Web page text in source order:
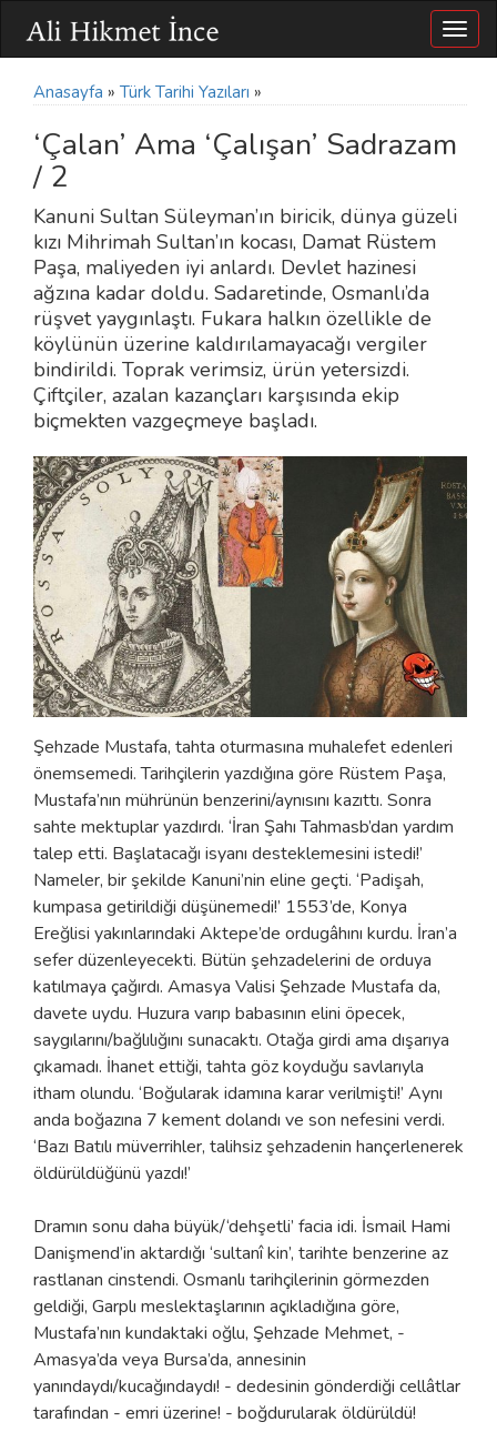
Anasayfa » Türk Tarihi Yazıları »
‘Çalan’ Ama ‘Çalışan’ Sadrazam
/ 2
Kanuni Sultan Süleyman’ın biricik, dünya güzeli
kızı Mihrimah Sultan’ın kocası, Damat Rüstem
Paşa, maliyeden iyi anlardı. Devlet hazinesi
ağzına kadar doldu. Sadaretinde, Osmanlı’da
rüşvet yaygınlaştı. Fukara halkın özellikle de
köylünün üzerine kaldırılamayacağı vergiler
bindirildi. Toprak verimsiz, ürün yetersizdi.
Çiftçiler, azalan kazançları karşısında ekip
biçmekten vazgeçmeye başladı.
Şehzade Mustafa, tahta oturmasına muhalefet edenleri
önemsemedi. Tarihçilerin yazdığına göre Rüstem Paşa,
Mustafa’nın mührünün benzerini/aynısını kazıttı. Sonra
sahte mektuplar yazdırdı. ‘İran Şahı Tahmasb’dan yardım
talep etti. Başlatacağı isyanı desteklemesini istedi!’
Nameler, bir şekilde Kanuni’nin eline geçti. ‘Padişah,
kumpasa getirildiği düşünemedi!’ 1553’de, Konya
Ereğlisi yakınlarındaki Aktepe’de ordugâhını kurdu. İran’a
sefer düzenleyecekti. Bütün şehzadelerini de orduya
katılmaya çağırdı. Amasya Valisi Şehzade Mustafa da,
davete uydu. Huzura varıp babasının elini öpecek,
saygılarını/bağlılığını sunacaktı. Otağa girdi ama dışarıya
çıkamadı. İhanet ettiği, tahta göz koyduğu savlarıyla
itham olundu. ‘Boğularak idamına karar verilmişti!’ Aynı
anda boğazına 7 kement dolandı ve son nefesini verdi.
‘Bazı Batılı müverrihler, talihsiz şehzadenin hançerlenerek
öldürüldüğünü yazdı!’
Dramın sonu daha büyük/‘dehşetli’ facia idi. İsmail Hami
Danişmend’in aktardığı ‘sultanî kin’, tarihte benzerine az
rastlanan cinstendi. Osmanlı tarihçilerinin görmezden
geldiği, Garplı meslektaşlarının açıkladığına göre,
Mustafa’nın kundaktaki oğlu, Şehzade Mehmet, -
Amasya’da veya Bursa’da, annesinin
yanındaydı/kucağındaydı! - dedesinin gönderdiği cellâtlar
tarafından - emri üzerine! - boğdurularak öldürüldü!